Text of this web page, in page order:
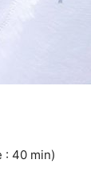
: 40 min)